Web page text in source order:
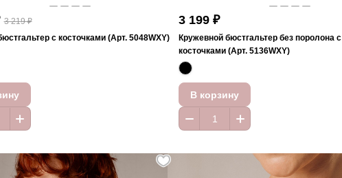
3 219 ₽
с косточками (Арт. 5048WXY)
3 199 ₽
Кружевной бюстгальтер без поролона с
косточками (Арт. 5136WXY)
В корзину